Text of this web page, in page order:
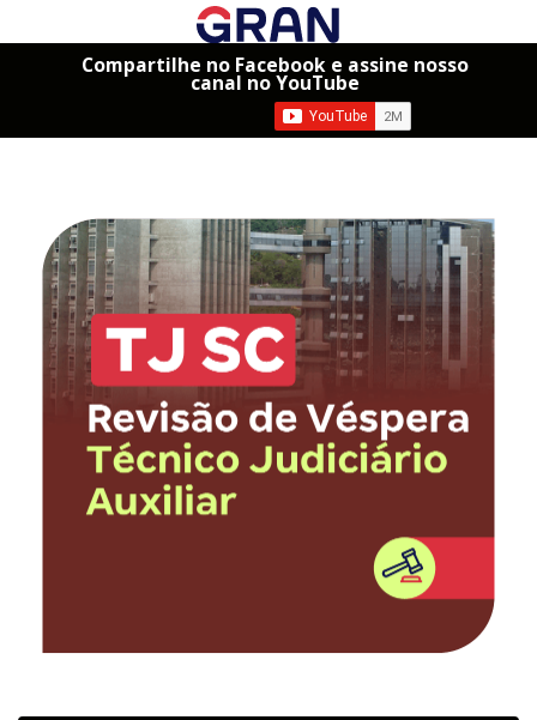
Compartilhe no Facebook e assine nosso
canal no YouTube